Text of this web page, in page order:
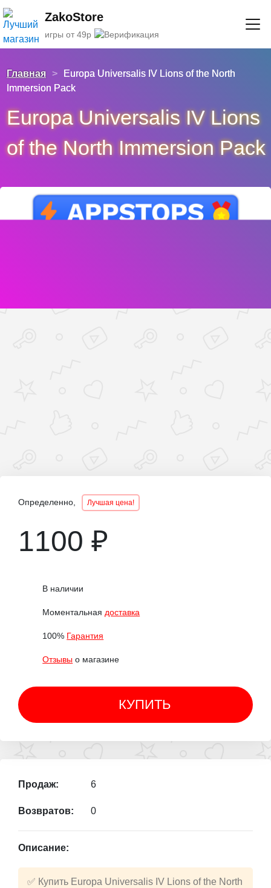
ZakoStore
игры от 49р
Главная >
Europa Universalis IV Lions of the North
Immersion Pack
Europa Universalis IV Lions
of the North Immersion Pack
Определенно, Лучшая цена!
1100 ₽
В наличии
Моментальная доставка
100% Гарантия
Отзывы о магазине
КУПИТЬ
Продаж: 6
Возвратов: 0
Описание:
✅ Купить Europa Universalis IV Lions of the North